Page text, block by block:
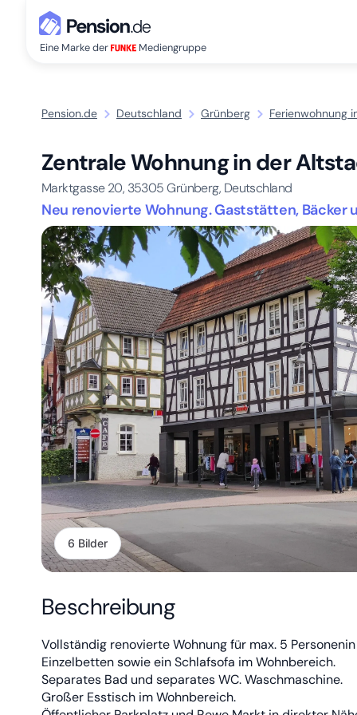
Eine Marke der Mediengruppe
Pension.de Deutschland Grünberg Ferienwohnung
Zentrale Wohnung in der
Marktgasse 20, 35305Grünberg, Deutschland
Neu renovierte Wohnung. Gaststätten, Bäcker
6 Bilder
Beschreibung
Vollständig renovierte Wohnung für max. 5
Einzelbetten sowie ein Schlafsofa im Wohnbereich.
Separates Bad und separates WC. Waschmaschine.
Großer Esstisch im Wohnbereich.